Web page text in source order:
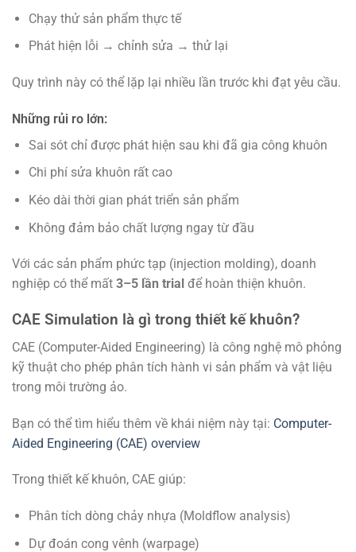
Chạy thử sản phẩm thực tế
Phát hiện lỗi → chỉnh sửa → thử lại
Quy trình này có thể lặp lại nhiều lần trước khi đạt yêu cầu.
Những rủi ro lớn:
Sai sót chỉ được phát hiện sau khi đã gia công khuôn
Chi phí sửa khuôn rất cao
Kéo dài thời gian phát triển sản phẩm
Không đảm bảo chất lượng ngay từ đầu
Với các sản phẩm phức tạp (injection molding), doanh
nghiệp có thể mất 3–5 lần trial để hoàn thiện khuôn.
CAE Simulation là gì trong thiết kế khuôn?
CAE (Computer-Aided Engineering) là công nghệ mô phỏng
kỹ thuật cho phép phân tích hành vi sản phẩm và vật liệu
trong môi trường ảo.
Bạn có thể tìm hiểu thêm về khái niệm này tại: Computer-
Aided Engineering (CAE) overview
Trong thiết kế khuôn, CAE giúp:
Phân tích dòng chảy nhựa (Moldflow analysis)
Dự đoán cong vênh (warpage)